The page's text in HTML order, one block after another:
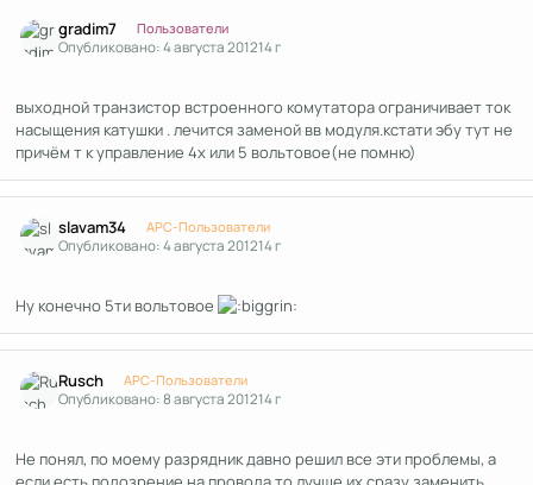
gradim7 Пользователи
Опубликовано:4 августа 201214 г
выходной транзистор встроенного комутатора ограничивает ток
насыщения катушки . лечится заменой вв модуля.кстати эбу тут не
причём т к управление 4х или 5 вольтовое(не помню)
slavam34 APC-Пользователи
Опубликовано:4 августа 201214 г
Ну конечно 5ти вольтовое
Rusch APC-Пользователи
Опубликовано:8 августа 201214 г
Не понял, по моему разрядник давно решил все эти проблемы, а